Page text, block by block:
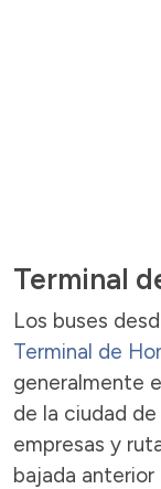
Terminal
Los buses
Terminal de
generalmente
de la ciudad
empresas y
bajada